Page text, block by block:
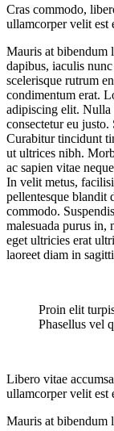
Cras commodo,
ullamcorper velit est
Mauris at bibendum
dapibus, iaculis
scelerisque rutrum
condimentum erat.
adipiscing elit. Nulla
consectetur eu
Curabitur tincidunt
ut ultrices nibh.
ac sapien vitae
In velit metus,
pellentesque blandit
commodo.
malesuada purus in,
eget ultricies erat
laoreet diam in
Proin elit
Phasellus vel
Libero vitae
ullamcorper velit est
Mauris at bibendum